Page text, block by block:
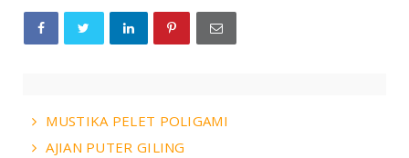
MUSTIKA PELET POLIGAMI
AJIAN PUTER GILING